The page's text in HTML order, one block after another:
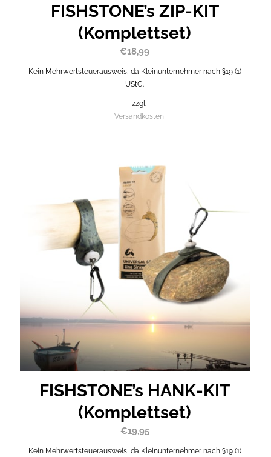
FISHSTONE’s ZIP-KIT
(Komplettset)
€18,99
Kein Mehrwertsteuerausweis, da Kleinunternehmer nach §19 (1)
UStG.
zzgl.
Versandkosten
FISHSTONE’s HANK-KIT
(Komplettset)
€19,95
Kein Mehrwertsteuerausweis, da Kleinunternehmer nach §19 (1)